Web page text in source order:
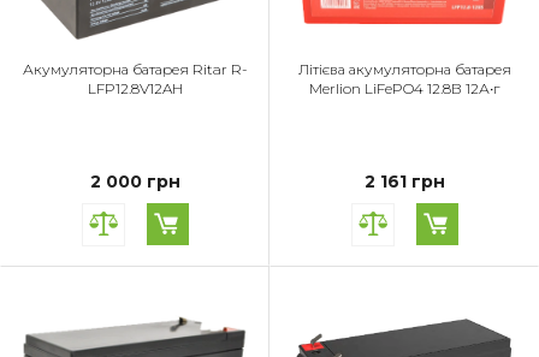
Акумуляторна батарея Ritar R-
LFP12.8V12AH
2 000 грн
Літієва акумуляторна батарея
Merlion LiFePO4 12.8В 12А•г
2 161 грн